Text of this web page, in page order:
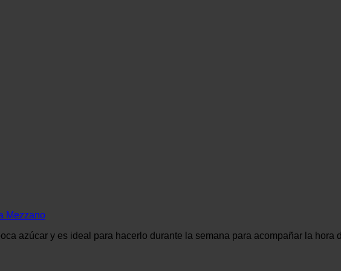
Mezzano
azúcar y es ideal para hacerlo durante la semana para acompañar la hora